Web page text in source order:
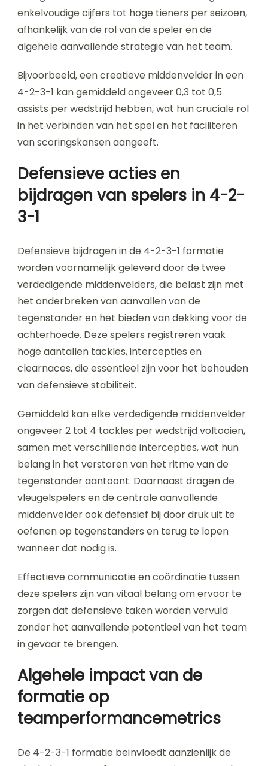
enkelvoudige cijfers tot hoge tieners per seizoen,
afhankelijk van de rol van de speler en de
algehele aanvallende strategie van het team.
Bijvoorbeeld, een creatieve middenvelder in een
4-2-3-1 kan gemiddeld ongeveer 0,3 tot 0,5
assists per wedstrijd hebben, wat hun cruciale rol
in het verbinden van het spel en het faciliteren
van scoringskansen aangeeft.
Defensieve acties en
bijdragen van spelers in 4-2-
3-1
Defensieve bijdragen in de 4-2-3-1 formatie
worden voornamelijk geleverd door de twee
verdedigende middenvelders, die belast zijn met
het onderbreken van aanvallen van de
tegenstander en het bieden van dekking voor de
achterhoede. Deze spelers registreren vaak
hoge aantallen tackles, intercepties en
clearnaces, die essentieel zijn voor het behouden
van defensieve stabiliteit.
Gemiddeld kan elke verdedigende middenvelder
ongeveer 2 tot 4 tackles per wedstrijd voltooien,
samen met verschillende intercepties, wat hun
belang in het verstoren van het ritme van de
tegenstander aantoont. Daarnaast dragen de
vleugelspelers en de centrale aanvallende
middenvelder ook defensief bij door druk uit te
oefenen op tegenstanders en terug te lopen
wanneer dat nodig is.
Effectieve communicatie en coördinatie tussen
deze spelers zijn van vitaal belang om ervoor te
zorgen dat defensieve taken worden vervuld
zonder het aanvallende potentieel van het team
in gevaar te brengen.
Algehele impact van de
formatie op
teamperformancemetrics
De 4-2-3-1 formatie beïnvloedt aanzienlijk de